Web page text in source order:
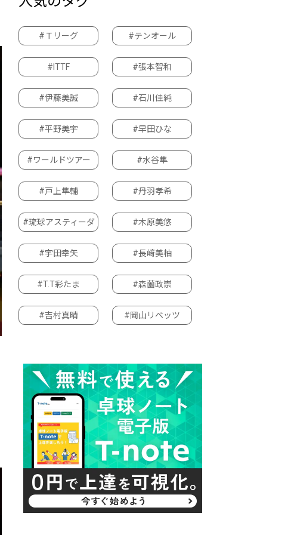
#Ｔリーグ #テンオール
#ITTF #張本智和
#伊藤美誠 #石川佳純
#平野美宇 #早田ひな
#ワールドツアー #水谷隼
#戸上隼輔 #丹羽孝希
#琉球アスティーダ #木原美悠
#宇田幸矢 #長﨑美柚
#T.T彩たま #森薗政崇
#吉村真晴 #岡山リベッツ